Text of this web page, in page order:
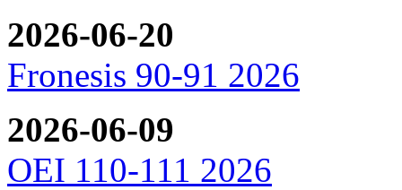
2026-06-20
Fronesis 90-91 2026
2026-06-09
OEI 110-111 2026